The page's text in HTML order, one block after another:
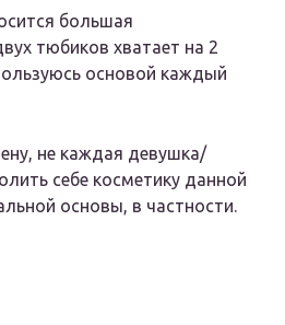
большая
тюбиков хватает на 2
основой каждый
не каждая девушка/
себе косметику данной
основы, в частности.